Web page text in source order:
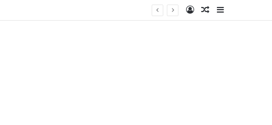
Log InArtigo Aleatório
Sidebar